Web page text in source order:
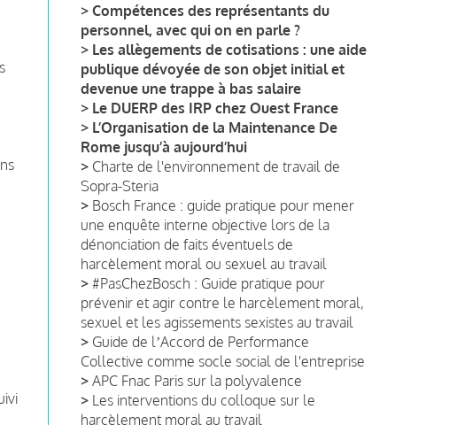
> Compétences des représentants du
personnel, avec qui on en parle ?
> Les allègements de cotisations : une aide
publique dévoyée de son objet initial et
devenue une trappe à bas salaire
> Le DUERP des IRP chez Ouest France
> L’Organisation de la Maintenance De
Rome jusqu’à aujourd’hui
> Charte de l'environnement de travail de
Sopra-Steria
> Bosch France : guide pratique pour mener
une enquête interne objective lors de la
dénonciation de faits éventuels de
harcèlement moral ou sexuel au travail
> #PasChezBosch : Guide pratique pour
prévenir et agir contre le harcèlement moral,
sexuel et les agissements sexistes au travail
> Guide de lʼAccord de Performance
Collective comme socle social de l'entreprise
> APC Fnac Paris sur la polyvalence
> Les interventions du colloque sur le
harcèlement moral au travail